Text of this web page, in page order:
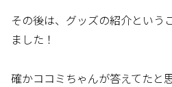
その後は、グッズの紹介という
ました！
確かココミちゃんが答えてたと